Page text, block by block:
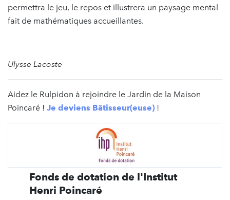
permettra le jeu, le repos et illustrera un paysage mental
fait de mathématiques accueillantes.
Ulysse Lacoste
Aidez le Rulpidon à rejoindre le Jardin de la Maison
Poincaré ! Je deviens Bâtisseur(euse) !
Fonds de dotation de l'Institut
Henri Poincaré